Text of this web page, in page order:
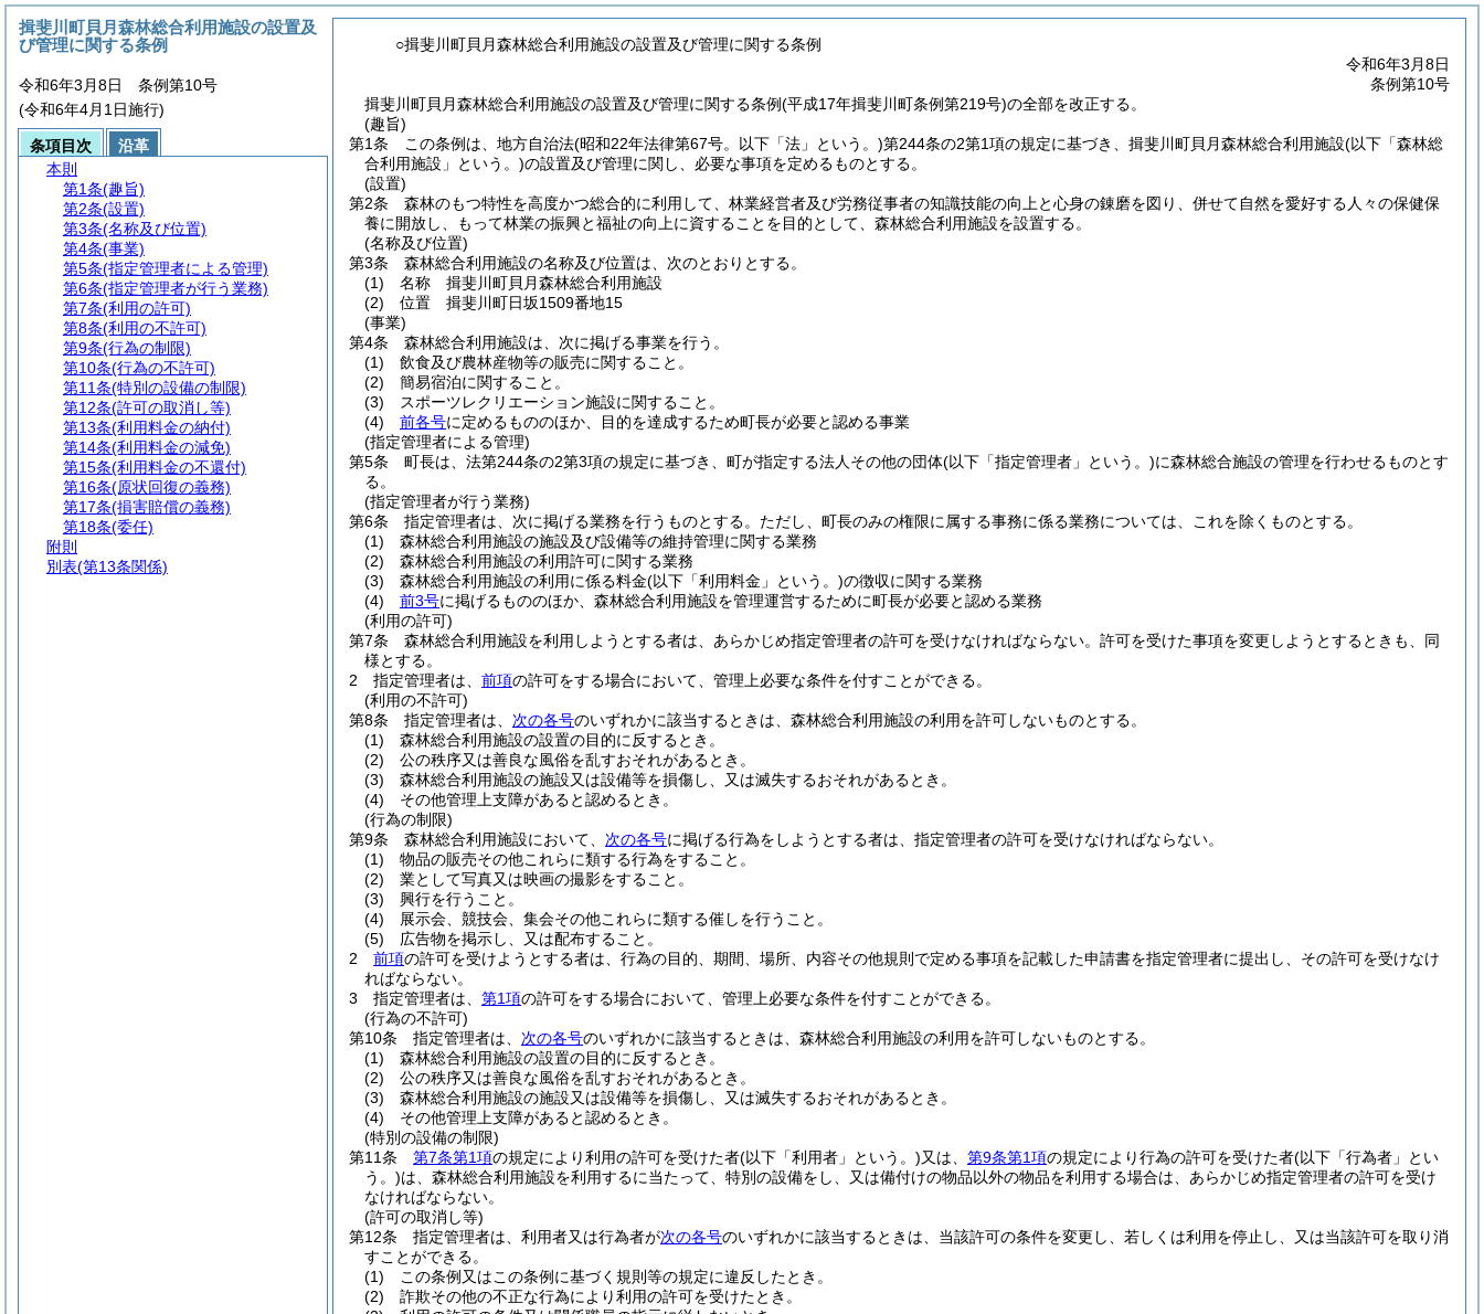
○揖斐川町貝月森林総合利用施設の設置及び管理に関する条例
令和6年3月8日
条例第10号
揖斐川町貝月森林総合利用施設の設置及び管理に関する条例(平成17年揖斐川町条例第219号)の全部を改正する。
(趣旨)
第1条
この条例は、地方自治法(昭和22年法律第67号。以下「法」という。)第244条の2第1項の規定に基づき、揖斐川町貝月森林総合利用施設(以下「森林総
合利用施設」という。)の設置及び管理に関し、必要な事項を定めるものとする。
(設置)
第2条
森林のもつ特性を高度かつ総合的に利用して、林業経営者及び労務従事者の知識技能の向上と心身の錬磨を図り、併せて自然を愛好する人々の保健保
養に開放し、もって林業の振興と福祉の向上に資することを目的として、森林総合利用施設を設置する。
(名称及び位置)
第3条
森林総合利用施設の名称及び位置は、次のとおりとする。
(1)
名称 揖斐川町貝月森林総合利用施設
(2)
位置 揖斐川町日坂1509番地15
(事業)
第4条
森林総合利用施設は、次に掲げる事業を行う。
(1)
飲食及び農林産物等の販売に関すること。
(2)
簡易宿泊に関すること。
(3)
スポーツレクリエーション施設に関すること。
(4)
前各号に定めるもののほか、目的を達成するため町長が必要と認める事業
(指定管理者による管理)
第5条
町長は、法第244条の2第3項の規定に基づき、町が指定する法人その他の団体(以下「指定管理者」という。)に森林総合施設の管理を行わせるものとす
る。
(指定管理者が行う業務)
第6条
指定管理者は、次に掲げる業務を行うものとする。 ただし、町長のみの権限に属する事務に係る業務については、これを除くものとする。
(1)
森林総合利用施設の施設及び設備等の維持管理に関する業務
(2)
森林総合利用施設の利用許可に関する業務
(3)
森林総合利用施設の利用に係る料金(以下「利用料金」という。)の徴収に関する業務
(4)
前3号に掲げるもののほか、森林総合利用施設を管理運営するために町長が必要と認める業務
(利用の許可)
第7条
森林総合利用施設を利用しようとする者は、あらかじめ指定管理者の許可を受けなければならない。 許可を受けた事項を変更しようとするときも、同
様とする。
2
指定管理者は、 前項の許可をする場合において、管理上必要な条件を付すことができる。
(利用の不許可)
第8条
指定管理者は、 次の各号のいずれかに該当するときは、森林総合利用施設の利用を許可しないものとする。
(1)
森林総合利用施設の設置の目的に反するとき。
(2)
公の秩序又は善良な風俗を乱すおそれがあるとき。
(3)
森林総合利用施設の施設又は設備等を損傷し、又は滅失するおそれがあるとき。
(4)
その他管理上支障があると認めるとき。
(行為の制限)
第9条
森林総合利用施設において、 次の各号に掲げる行為をしようとする者は、指定管理者の許可を受けなければならない。
(1)
物品の販売その他これらに類する行為をすること。
(2)
業として写真又は映画の撮影をすること。
(3)
興行を行うこと。
(4)
展示会、競技会、集会その他これらに類する催しを行うこと。
(5)
広告物を掲示し、又は配布すること。
2
前項の許可を受けようとする者は、行為の目的、期間、場所、内容その他規則で定める事項を記載した申請書を指定管理者に提出し、その許可を受けなけ
ればならない。
3
指定管理者は、 第1項の許可をする場合において、管理上必要な条件を付すことができる。
(行為の不許可)
第10条
指定管理者は、 次の各号のいずれかに該当するときは、森林総合利用施設の利用を許可しないものとする。
(1)
森林総合利用施設の設置の目的に反するとき。
(2)
公の秩序又は善良な風俗を乱すおそれがあるとき。
(3)
森林総合利用施設の施設又は設備等を損傷し、又は滅失するおそれがあるとき。
(4)
その他管理上支障があると認めるとき。
(特別の設備の制限)
第11条
第7条第1項の規定により利用の許可を受けた者(以下「利用者」という。)又は、 第9条第1項の規定により行為の許可を受けた者(以下「行為者」とい
う。)は、森林総合利用施設を利用するに当たって、特別の設備をし、又は備付けの物品以外の物品を利用する場合は、あらかじめ指定管理者の許可を受け
なければならない。
(許可の取消し等)
第12条
指定管理者は、利用者又は行為者が次の各号のいずれかに該当するときは、当該許可の条件を変更し、若しくは利用を停止し、又は当該許可を取り消
すことができる。
(1)
この条例又はこの条例に基づく規則等の規定に違反したとき。
(2)
詐欺その他の不正な行為により利用の許可を受けたとき。
揖斐川町貝月森林総合利用施設の設置及
び管理に関する条例
令和6年3月8日 条例第10号
(令和6年4月1日施行)
条項目次
沿革
本則
第1条(趣旨)
第2条(設置)
第3条(名称及び位置)
第4条(事業)
第5条(指定管理者による管理)
第6条(指定管理者が行う業務)
第7条(利用の許可)
第8条(利用の不許可)
第9条(行為の制限)
第10条(行為の不許可)
第11条(特別の設備の制限)
第12条(許可の取消し等)
第13条(利用料金の納付)
第14条(利用料金の減免)
第15条(利用料金の不還付)
第16条(原状回復の義務)
第17条(損害賠償の義務)
第18条(委任)
附則
別表(第13条関係)